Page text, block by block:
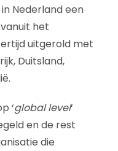
Nederland een
het
uitgerold met
Duitsland,
‘global level‘
en de rest
die